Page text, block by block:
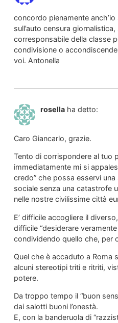
concordo pienamente
sull’auto censura
corresponsabile della classe
condivisione o
voi. Antonella
rosella ha detto:
Caro Giancarlo, grazie.
Tento di corrispondere al tuo
immediatamente mi si
credo” che possa esservi una
sociale senza una catastrofe
nelle nostre civilissime città
E’ difficile accogliere il
difficile “desiderare
condividendo quello che, per
Quel che è accaduto a Roma
alcuni stereotipi triti e ritriti,
potere.
Da troppo tempo il “buon
dai salotti buoni l’onestà.
E, con la banderuola di